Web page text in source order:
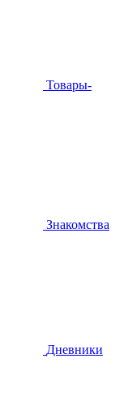
Товары-
Знакомства
Дневники